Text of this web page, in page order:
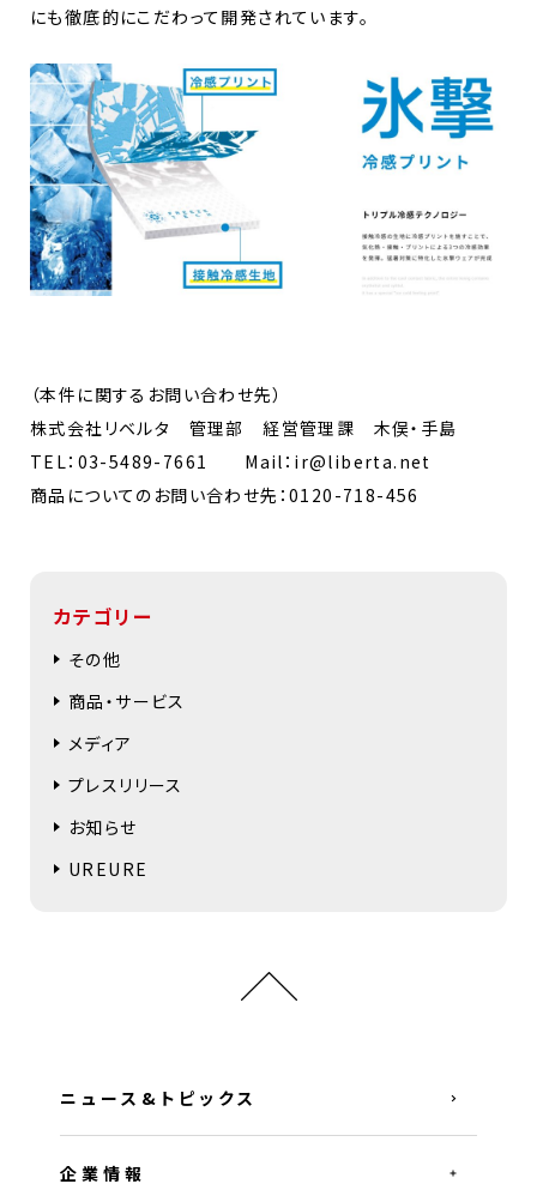
にも徹底的にこだわって開発されています。
（本件に関するお問い合わせ先）
株式会社リベルタ 管理部 経営管理課 木俣・手島
TEL：03-5489-7661 Mail：ir@liberta.net
商品についてのお問い合わせ先：0120-718-456
カテゴリー
その他
商品・サービス
メディア
プレスリリース
お知らせ
UREURE
ニュース&トピックス
企業情報